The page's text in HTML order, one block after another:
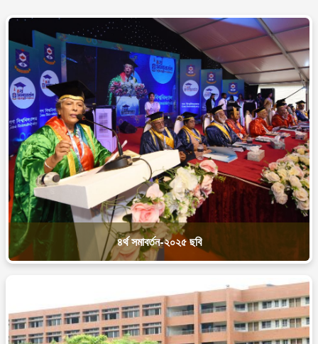
৪র্থ সমাবর্তন-২০২৫ ছবি